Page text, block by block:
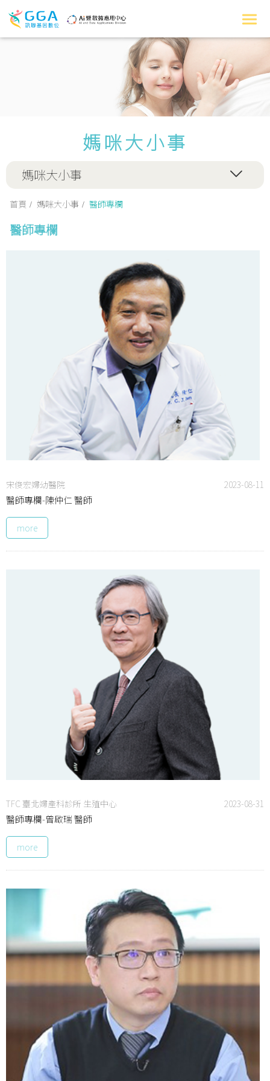
媽咪大小事
媽咪大小事
首頁 媽咪大小事 醫師專欄
醫師專欄
宋俊宏婦幼醫院 2023-08-11
醫師專欄-陳仲仁 醫師
more
TFC 臺北婦產科診所 生殖中心 2023-08-31
醫師專欄-曾啟瑞 醫師
more